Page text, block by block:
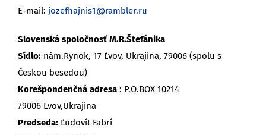
E-mail: jozefhajnis1@rambler.ru
Slovenská spoločnosť M.R.Štefánika
Sídlo: nám.Rynok, 17 Ľvov, Ukrajina, 79006 (spolu s
Českou besedou)
Korešpondenčná adresa : P.O.BOX 10214
79006 Ľvov,Ukrajina
Predseda: Ľudovít Fabrí